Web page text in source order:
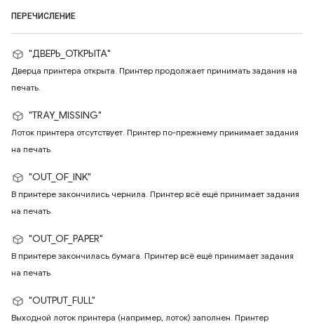
ПЕРЕЧИСЛЕНИЕ
"ДВЕРЬ_ОТКРЫТА"
Дверца принтера открыта. Принтер продолжает принимать задания на
печать.
"TRAY_MISSING"
Лоток принтера отсутствует. Принтер по-прежнему принимает задания
на печать.
"OUT_OF_INK"
В принтере закончились чернила. Принтер всё ещё принимает задания
на печать.
"OUT_OF_PAPER"
В принтере закончилась бумага. Принтер всё ещё принимает задания
на печать.
"OUTPUT_FULL"
Выходной лоток принтера (например, лоток) заполнен. Принтер